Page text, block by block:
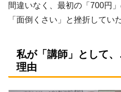
間違いなく、最初の「700円
「面倒くさい」と挫折してい
私が「講師」として、
理由